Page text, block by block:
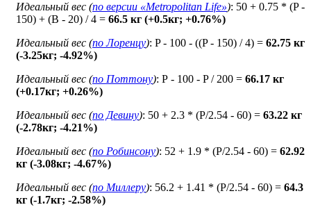
Идеальный вес (по версии «Metropolitan Life»): 50 + 0.75 * (P -
150) + (B - 20) / 4 = 66.5 кг (+0.5кг; +0.76%)
Идеальный вес (по Лоренцу): P - 100 - ((P - 150) / 4) = 62.75 кг
(-3.25кг; -4.92%)
Идеальный вес (по Поттону): Р - 100 - P / 200 = 66.17 кг
(+0.17кг; +0.26%)
Идеальный вес (по Девину): 50 + 2.3 * (P/2.54 - 60) = 63.22 кг
(-2.78кг; -4.21%)
Идеальный вес (по Робинсону): 52 + 1.9 * (P/2.54 - 60) = 62.92
кг (-3.08кг; -4.67%)
Идеальный вес (по Миллеру): 56.2 + 1.41 * (P/2.54 - 60) = 64.3
кг (-1.7кг; -2.58%)